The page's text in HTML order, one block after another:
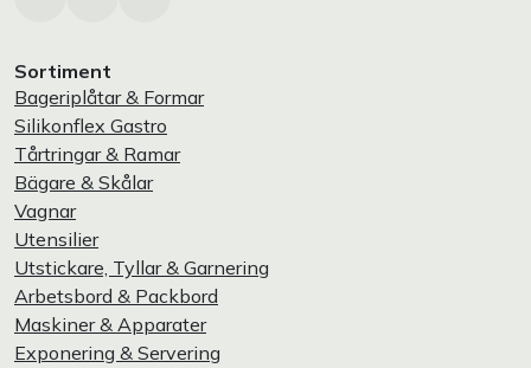
Sortiment
Bageriplåtar & Formar
Silikonflex Gastro
Tårtringar & Ramar
Bägare & Skålar
Vagnar
Utensilier
Utstickare, Tyllar & Garnering
Arbetsbord & Packbord
Maskiner & Apparater
Exponering & Servering